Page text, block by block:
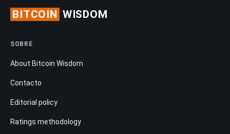
BITCOIN WISDOM
SOBRE
About Bitcoin Wisdom
Contacto
Editorial policy
Ratings methodology